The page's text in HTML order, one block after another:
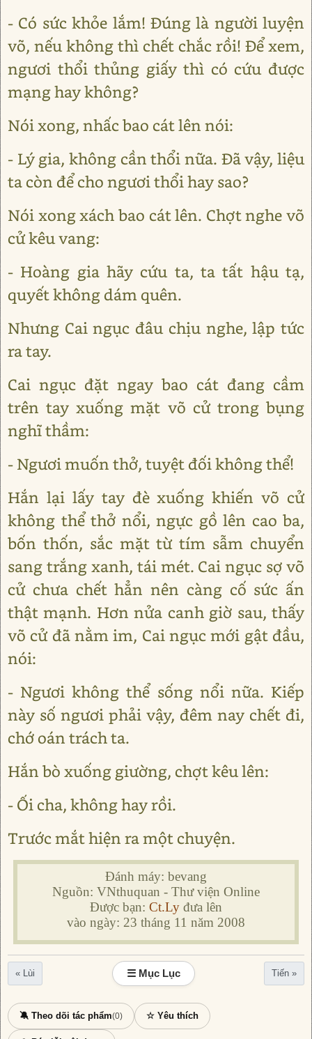
- Có sức khỏe lắm! Đúng là người luyện
võ, nếu không thì chết chắc rồi! Để xem,
ngươi thổi thủng giấy thì có cứu được
mạng hay không?
Nói xong, nhấc bao cát lên nói:
- Lý gia, không cần thổi nữa. Đã vậy, liệu
ta còn để cho ngươi thổi hay sao?
Nói xong xách bao cát lên. Chợt nghe võ
cử kêu vang:
- Hoàng gia hãy cứu ta, ta tất hậu tạ,
quyết không dám quên.
Nhưng Cai ngục đâu chịu nghe, lập tức
ra tay.
Cai ngục đặt ngay bao cát đang cầm
trên tay xuống mặt võ cử trong bụng
nghĩ thầm:
- Ngươi muốn thở, tuyệt đối không thể!
Hắn lại lấy tay đè xuống khiến võ cử
không thể thở nổi, ngực gồ lên cao ba,
bốn thốn, sắc mặt từ tím sẫm chuyển
sang trắng xanh, tái mét. Cai ngục sợ võ
cử chưa chết hẳn nên càng cố sức ấn
thật mạnh. Hơn nửa canh giờ sau, thấy
võ cử đã nằm im, Cai ngục mới gật đầu,
nói:
- Ngươi không thể sống nổi nữa. Kiếp
này số ngươi phải vậy, đêm nay chết đi,
chớ oán trách ta.
Hắn bò xuống giường, chợt kêu lên:
- Ối cha, không hay rồi.
Trước mắt hiện ra một chuyện.
Đánh máy: bevang
Nguồn: VNthuquan - Thư viện Online
Được bạn: Ct.Ly đưa lên
vào ngày: 23 tháng 11 năm 2008
« Lùi ☰ Mục Lục Tiến »
🔕 Theo dõi tác phẩm(0) ☆ Yêu thích